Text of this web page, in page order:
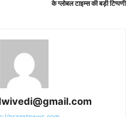
के ग्लोबल टाइम्स की बड़ी टिप्पणी